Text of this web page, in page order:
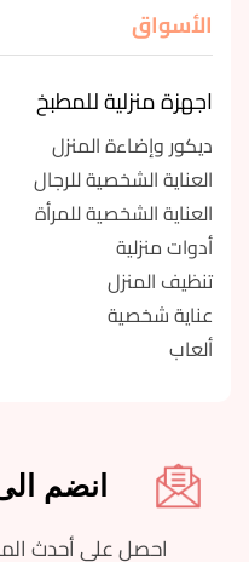
الأسواق
اجهزة منزلية للمطبخ
ديكور وإضاءة المنزل
العناية الشخصية للرجال
العناية الشخصية للمرأة
أدوات منزلية
تنظيف المنزل
عناية شخصية
ألعاب
انضم
احصل على أحدث